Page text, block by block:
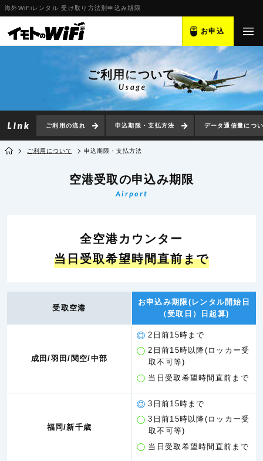
海外WiFiレンタル 受け取り方法別申込み期限
お申込
ご利用について
ご利用の流れ 申込期限・支払方法 データ通信量につ
ご利用について 申込期限・支払方法
空港受取の申込み期限
Airport
全空港カウンター
当日受取希望時間直前まで
受取空港
お申込み期限(レンタル開始日
（受取日）日起算)
成田/羽田/関空/中部
2日前15時まで
2日前15時以降(ロッカー受
取不可等)
当日受取希望時間直前まで
福岡/新千歳
3日前15時まで
3日前15時以降(ロッカー受
取不可等)
当日受取希望時間直前まで